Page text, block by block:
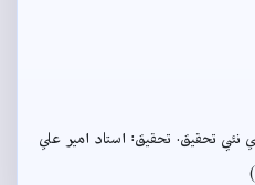
تحقيق. تحقيق: استاد امير علي